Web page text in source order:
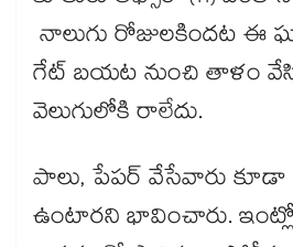
నాలుగు రోజులకిందట ఈ
గేట్ బయట నుంచి తాళం
వెలుగులోకి రాలేదు.
పాలు, పేపర్ వేసేవారు కూడా
ఉంటారని భావించారు. ఇంట్లో